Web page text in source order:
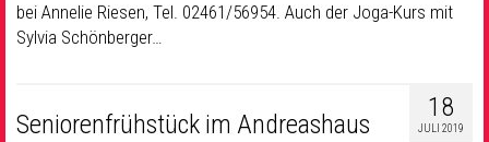
bei Annelie Riesen, Tel. 02461/56954. Auch der Joga-Kurs mit
Sylvia Schönberger…
18
JULI 2019
Seniorenfrühstück im Andreashaus